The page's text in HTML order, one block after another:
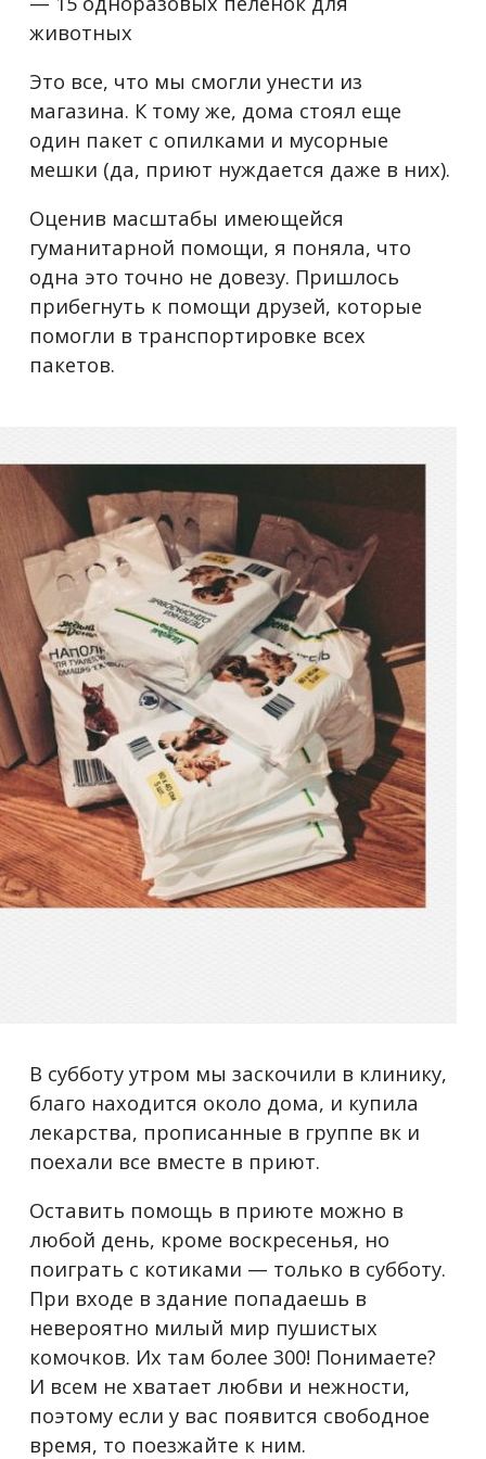
животных
Это все, что мы смогли унести из
магазина. К тому же, дома стоял еще
один пакет с опилками и мусорные
мешки (да, приют нуждается даже в них).
Оценив масштабы имеющейся
гуманитарной помощи, я поняла, что
одна это точно не довезу. Пришлось
прибегнуть к помощи друзей, которые
помогли в транспортировке всех
пакетов.
В субботу утром мы заскочили в клинику,
благо находится около дома, и купила
лекарства, прописанные в группе вк и
поехали все вместе в приют.
Оставить помощь в приюте можно в
любой день, кроме воскресенья, но
поиграть с котиками — только в субботу.
При входе в здание попадаешь в
невероятно милый мир пушистых
комочков. Их там более 300! Понимаете?
И всем не хватает любви и нежности,
поэтому если у вас появится свободное
время, то поезжайте к ним.